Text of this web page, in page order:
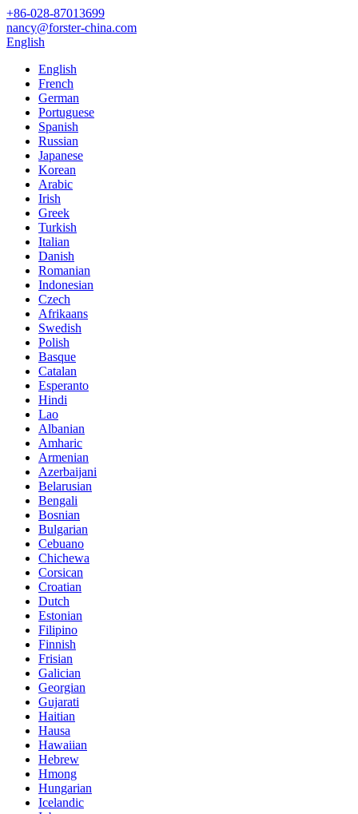
+86-028-87013699
nancy@forster-china.com
English
English
French
German
Portuguese
Spanish
Russian
Japanese
Korean
Arabic
Irish
Greek
Turkish
Italian
Danish
Romanian
Indonesian
Czech
Afrikaans
Swedish
Polish
Basque
Catalan
Esperanto
Hindi
Lao
Albanian
Amharic
Armenian
Azerbaijani
Belarusian
Bengali
Bosnian
Bulgarian
Cebuano
Chichewa
Corsican
Croatian
Dutch
Estonian
Filipino
Finnish
Frisian
Galician
Georgian
Gujarati
Haitian
Hausa
Hawaiian
Hebrew
Hmong
Hungarian
Icelandic